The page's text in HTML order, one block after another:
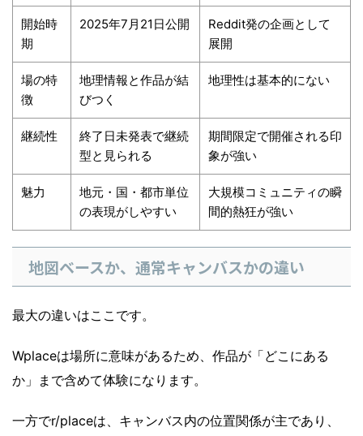
開始時
期
2025年7月21日公開
Reddit発の企画として
展開
場の特
徴
地理情報と作品が結
びつく
地理性は基本的にない
継続性
終了日未発表で継続
型と見られる
期間限定で開催される印
象が強い
魅力
地元・国・都市単位
の表現がしやすい
大規模コミュニティの瞬
間的熱狂が強い
地図ベースか、通常キャンバスかの違い
最大の違いはここです。
Wplaceは場所に意味があるため、作品が「どこにある
か」まで含めて体験になります。
一方でr/placeは、キャンバス内の位置関係が主であり、